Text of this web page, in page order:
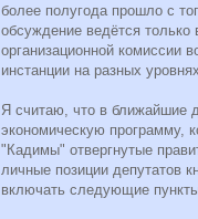
более полугода прошло с
обсуждение ведётся только
организационной комиссии
инстанции на разных
Я считаю, что в ближайшие
экономическую программу,
"Кадимы" отвергнутые
личные позиции депутатов
включать следующие